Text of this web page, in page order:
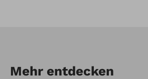
Mehr entdecken